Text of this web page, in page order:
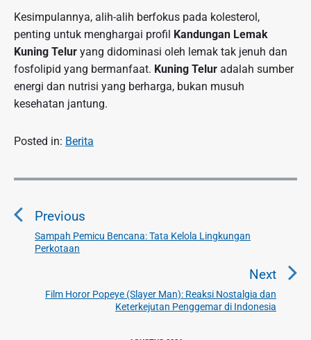
Kesimpulannya, alih-alih berfokus pada kolesterol,
penting untuk menghargai profil Kandungan Lemak
Kuning Telur yang didominasi oleh lemak tak jenuh dan
fosfolipid yang bermanfaat. Kuning Telur adalah sumber
energi dan nutrisi yang berharga, bukan musuh
kesehatan jantung.
Posted in: Berita
N
v
Previous
P
r
Sampah Pemicu Bencana: Tata Kelola Lingkungan
Perkotaan
Next
N
e
Film Horor Popeye (Slayer Man): Reaksi Nostalgia dan
Keterkejutan Penggemar di Indonesia